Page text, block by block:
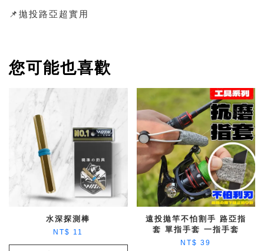
📌拋投路亞超實用
您可能也喜歡
水深探測棒
NT$ 11
遠投拋竿不怕割手 路亞指
套 單指手套 一指手套
NT$ 39